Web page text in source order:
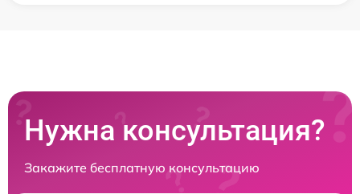
Нужна консультация?
Закажите бесплатную консультацию